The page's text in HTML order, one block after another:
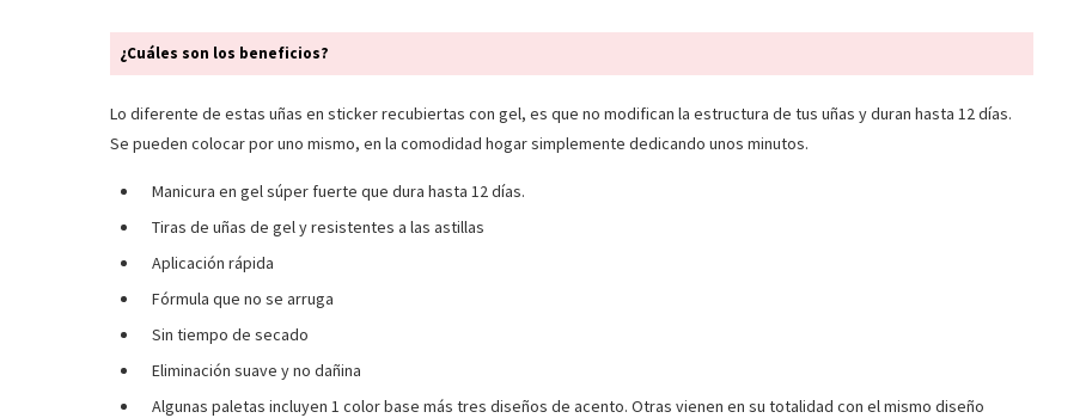
¿Cuáles son los beneficios?
Lo diferente de estas uñas en sticker recubiertas con gel, es que no modifican la estructura de tus uñas y duran hasta 12 días.
Se pueden colocar por uno mismo, en la comodidad hogar simplemente dedicando unos minutos.
Manicura en gel súper fuerte que dura hasta 12 días.
Tiras de uñas de gel y resistentes a las astillas
Aplicación rápida
Fórmula que no se arruga
Sin tiempo de secado
Eliminación suave y no dañina
Algunas paletas incluyen 1 color base más tres diseños de acento. Otras vienen en su totalidad con el mismo diseño